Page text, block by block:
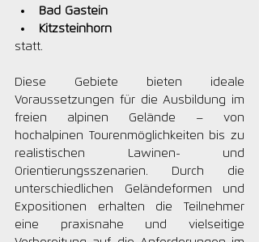
Bad Gastein
Kitzsteinhorn
statt.
Diese Gebiete bieten ideale
Voraussetzungen für die Ausbildung im
freien alpinen Gelände – von
hochalpinen Tourenmöglichkeiten bis zu
realistischen Lawinen- und
Orientierungsszenarien. Durch die
unterschiedlichen Geländeformen und
Expositionen erhalten die Teilnehmer
eine praxisnahe und vielseitige